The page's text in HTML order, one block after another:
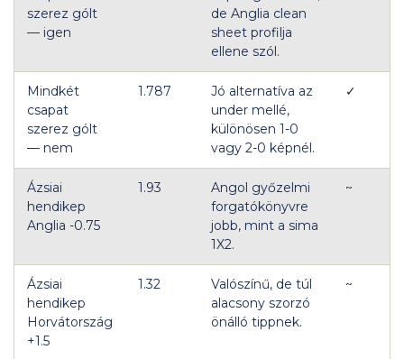
szerez gólt
— igen
de Anglia clean
sheet profilja
ellene szól.
Mindkét
csapat
szerez gólt
— nem
1.787
Jó alternatíva az
under mellé,
különösen 1-0
vagy 2-0 képnél.
✓
Ázsiai
hendikep
Anglia -0.75
1.93
Angol győzelmi
forgatókönyvre
jobb, mint a sima
1X2.
~
Ázsiai
hendikep
Horvátország
+1.5
1.32
Valószínű, de túl
alacsony szorzó
önálló tippnek.
~